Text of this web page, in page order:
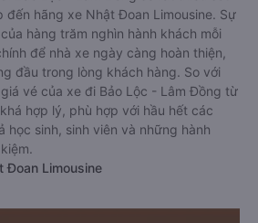
đến hãng xe Nhật Đoan Limousine. Sự
hàng trăm nghìn hành khách mỗi
để nhà xe ngày càng hoàn thiện,
đầu trong lòng khách hàng. So với
vé của xe đi Bảo Lộc - Lâm Đồng từ
hợp lý, phù hợp với hầu hết các
học sinh, sinh viên và những hành
Đoan Limousine